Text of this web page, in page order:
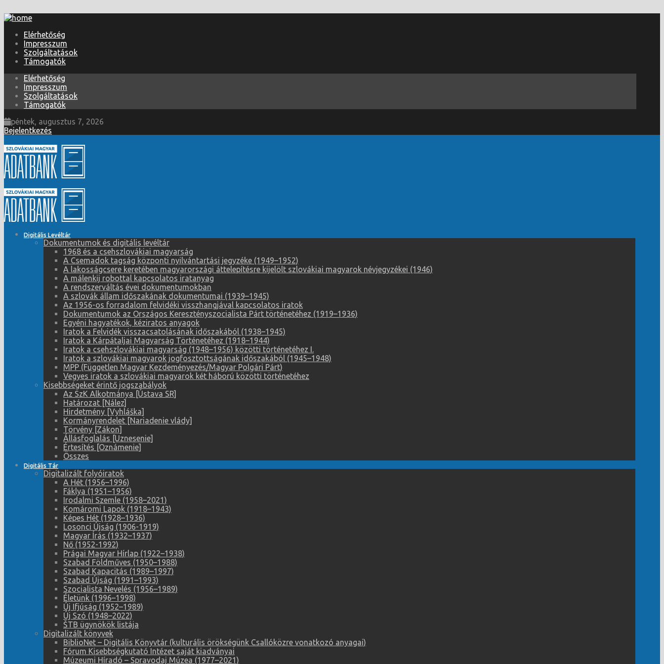
Elérhetőség
Impresszum
Szolgáltatások
Támogatók
Elérhetőség
Impresszum
Szolgáltatások
Támogatók
péntek, augusztus 7, 2026
Bejelentkezés
Digitális Levéltár
Dokumentumok és digitális levéltár
1968 és a csehszlovákiai magyarság
A Csemadok tagság központi nyilvántartási jegyzéke (1949–1952)
A lakosságcsere keretében magyarországi áttelepítésre kijelölt szlovákiai magyarok névjegyzékei (1946)
A málenkij robottal kapcsolatos iratanyag
A rendszerváltás évei dokumentumokban
A szlovák állam időszakának dokumentumai (1939–1945)
Az 1956-os forradalom felvidéki visszhangjával kapcsolatos iratok
Dokumentumok az Országos Keresztényszocialista Párt történetéhez (1919–1936)
Egyéni hagyatékok, kéziratos anyagok
Iratok a Felvidék visszacsatolásának időszakából (1938–1945)
Iratok a Kárpátaljai Magyarság Történetéhez (1918–1944)
Iratok a csehszlovákiai magyarság (1948–1956) közötti történetéhez I.
Iratok a szlovákiai magyarok jogfosztottságának időszakából (1945–1948)
MPP (Független Magyar Kezdeményezés/Magyar Polgári Párt)
Vegyes iratok a szlovákiai magyarok két háború közötti történetéhez
Kisebbségeket érintő jogszabályok
Az SzK Alkotmánya [Ústava SR]
Határozat [Nález]
Hirdetmény [Vyhláška]
Kormányrendelet [Nariadenie vlády]
Törvény [Zákon]
Állásfoglalás [Uznesenie]
Értesítés [Oznámenie]
Összes
Digitális Tár
Digitalizált folyóiratok
A Hét (1956–1996)
Fáklya (1951–1956)
Irodalmi Szemle (1958–2021)
Komáromi Lapok (1918–1943)
Képes Hét (1928–1936)
Losonci Újság (1906-1919)
Magyar Írás (1932–1937)
Nő (1952-1992)
Prágai Magyar Hírlap (1922–1938)
Szabad Földműves (1950–1988)
Szabad Kapacitás (1989–1997)
Szabad Újság (1991–1993)
Szocialista Nevelés (1956–1989)
Életünk (1996–1998)
Új Ifjúság (1952–1989)
Új Szó (1948–2022)
ŠTB ügynökök listája
Digitalizált könyvek
BiblioNet – Digitális Könyvtár (kulturális örökségünk Csallóközre vonatkozó anyagai)
Fórum Kisebbségkutató Intézet saját kiadványai
Múzeumi Híradó – Spravodaj Múzea (1977–2021)